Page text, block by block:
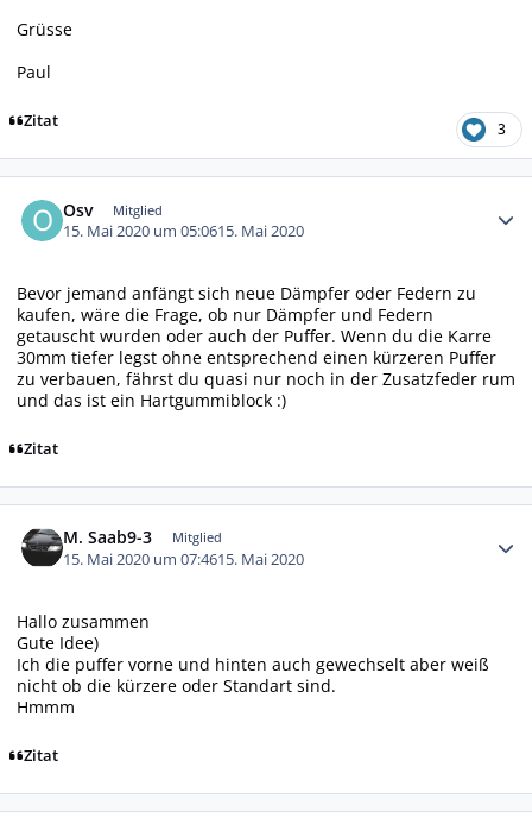
Grüsse
Paul
Zitat 3
Osv Mitglied
15. Mai 2020 um 05:0615. Mai 2020
Bevor jemand anfängt sich neue Dämpfer oder Federn zu
kaufen, wäre die Frage, ob nur Dämpfer und Federn
getauscht wurden oder auch der Puffer. Wenn du die Karre
30mm tiefer legst ohne entsprechend einen kürzeren Puffer
zu verbauen, fährst du quasi nur noch in der Zusatzfeder rum
und das ist ein Hartgummiblock :)
Zitat
M. Saab9-3 Mitglied
15. Mai 2020 um 07:4615. Mai 2020
Hallo zusammen
Gute Idee)
Ich die puffer vorne und hinten auch gewechselt aber weiß
nicht ob die kürzere oder Standart sind.
Hmmm
Zitat